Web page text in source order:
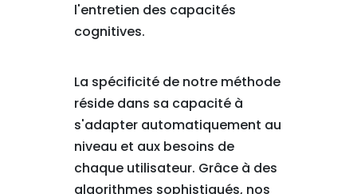
l'entretien des capacités
cognitives.
La spécificité de notre méthode
réside dans sa capacité à
s'adapter automatiquement au
niveau et aux besoins de
chaque utilisateur. Grâce à des
algorithmes sophistiqués, nos